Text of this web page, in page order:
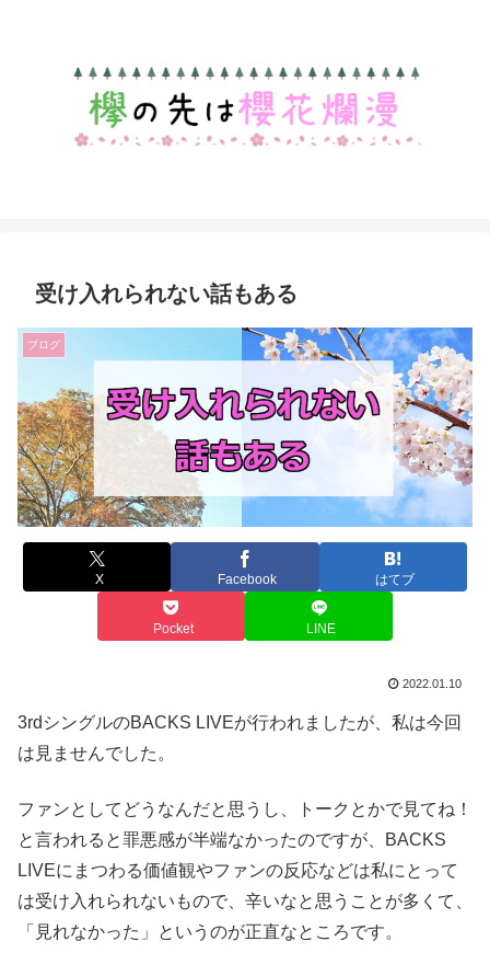
受け入れられない話もある
ブログ
X Facebook はてブ
Pocket LINE
2022.01.10
3rdシングルのBACKS LIVEが行われましたが、私は今回
は見ませんでした。
ファンとしてどうなんだと思うし、トークとかで見てね！
と言われると罪悪感が半端なかったのですが、BACKS
LIVEにまつわる価値観やファンの反応などは私にとって
は受け入れられないもので、辛いなと思うことが多くて、
「見れなかった」というのが正直なところです。